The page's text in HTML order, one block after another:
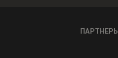
ПАРТНЕРЫ